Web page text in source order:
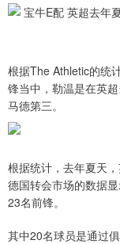
根据The Athletic的统
锋当中，勒温是在英
马德第三。
根据统计，去年夏天
德国转会市场的数据
23名前锋。
其中20名球员是通过